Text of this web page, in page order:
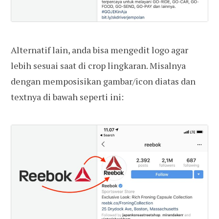
Alternatif lain, anda bisa mengedit logo agar
lebih sesuai saat di crop lingkaran. Misalnya
dengan memposisikan gambar/icon diatas dan
textnya di bawah seperti ini: